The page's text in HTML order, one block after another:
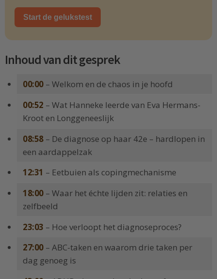
Start de gelukstest
Inhoud van dit gesprek
00:00– Welkom en de chaos in je hoofd
00:52 – Wat Hanneke leerde van Eva Hermans-
Kroot en Longgeneeslijk
08:58– De diagnose op haar 42e – hardlopen in
een aardappelzak
12:31 – Eetbuien als copingmechanisme
18:00– Waar het échte lijden zit: relaties en
zelfbeeld
23:03 – Hoe verloopt het diagnoseproces?
27:00– ABC-taken en waarom drie taken per
dag genoeg is